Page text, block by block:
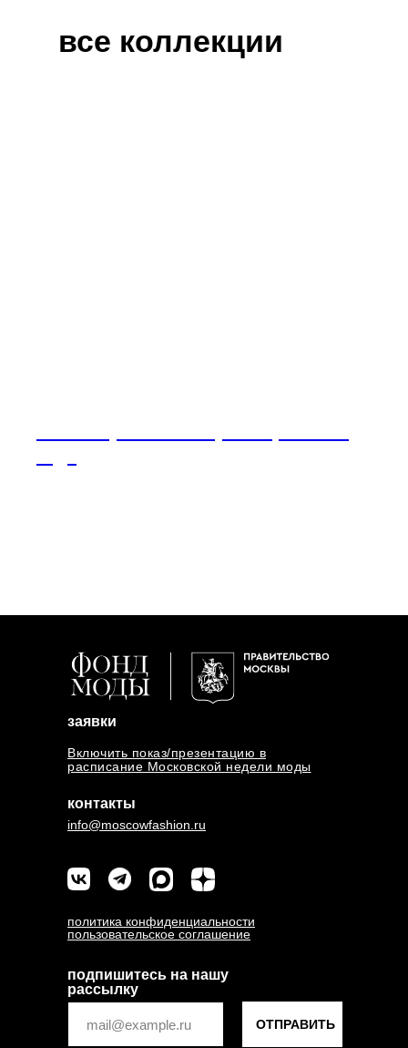
все коллекции
подпишитесь на нашу
рассылку
политика конфиденциальности
пользовательское соглашение
контакты
info@moscowfashion.ru
заявки
Включить показ/презентацию в
расписание Московской недели моды
ОТПРАВИТЬ